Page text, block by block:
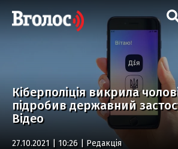
Кіберполіція викрила
підробив державний
Відео
27.10.2021 | 10:26 | Редакція